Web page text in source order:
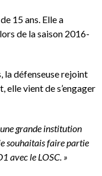
15 ans. Elle a
de la saison 2016-
la défenseuse rejoint
elle vient de s’engager
grande institution
souhaitais faire partie
avec le LOSC. »